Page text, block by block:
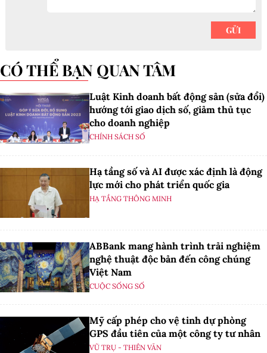
CÓ THỂ BẠN QUAN TÂM
Luật Kinh doanh bất động sản (sửa đổi)
hướng tới giao dịch số, giảm thủ tục
cho doanh nghiệp
CHÍNH SÁCH SỐ
Hạ tầng số và AI được xác định là động
lực mới cho phát triển quốc gia
HẠ TẦNG THÔNG MINH
ABBank mang hành trình trải nghiệm
nghệ thuật độc bản đến công chúng
Việt Nam
CUỘC SỐNG SỐ
Mỹ cấp phép cho vệ tinh dự phòng
GPS đầu tiên của một công ty tư nhân
VŨ TRỤ - THIÊN VĂN